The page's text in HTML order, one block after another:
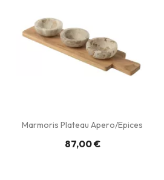
Marmoris Plateau Apero/epices
87,00 €